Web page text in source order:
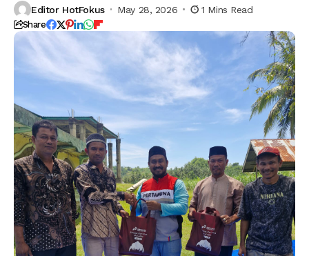
Editor HotFokus May 28, 2026 1 Mins Read
Share